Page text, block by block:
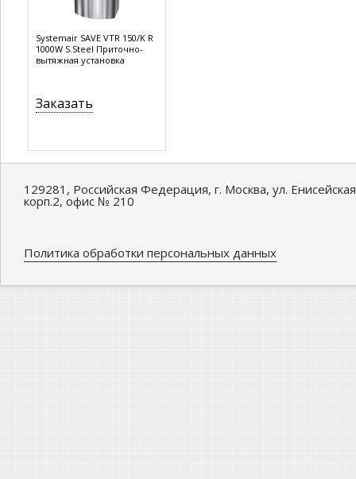
Systemair SAVE VTR 150/K R
1000W S.Steel Приточно-
вытяжная установка
Заказать
129281, Российская Федерация, г. Москва, ул.
корп.2, офис № 210
Политика обработки персональных данных